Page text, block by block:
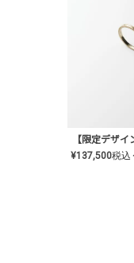
¥137,500税込